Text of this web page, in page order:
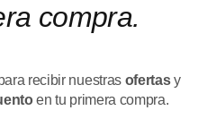
compra.
recibir nuestras ofertasy
en tu primera compra.